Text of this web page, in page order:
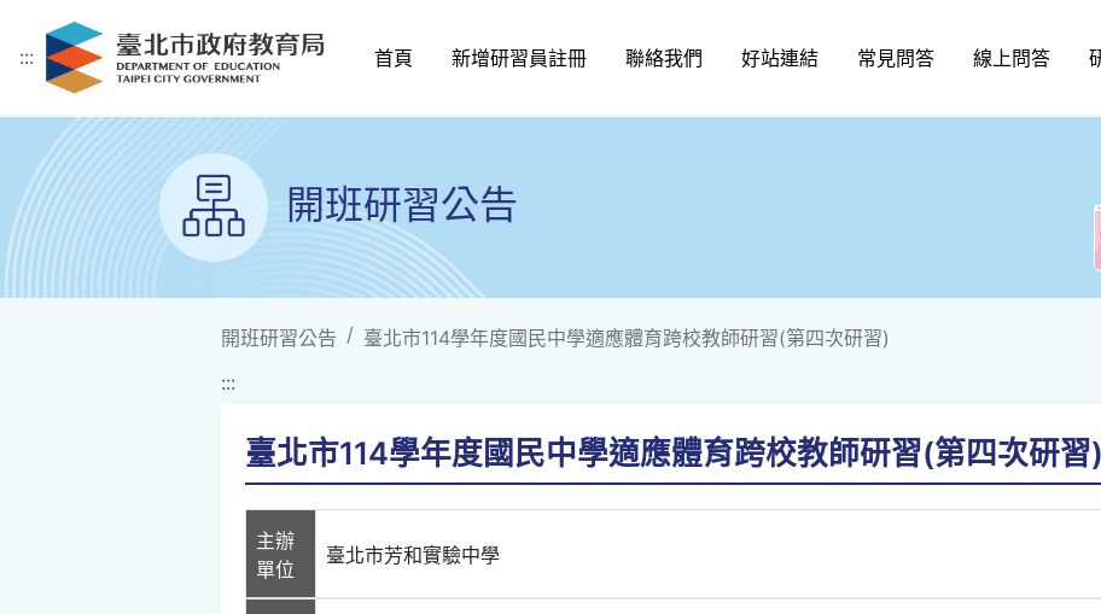
跳到主要內容
::: 首頁 新增研習員註冊 聯絡我們 好站連結 常見問答 線上問答
開班研習公告
開班研習公告
臺北市114學年度國民中學適應體育跨校教師研習(第四次研習)
:::
臺北市114學年度國民中學適應體育跨校教師研習(第四次研習)
主辦
單位
臺北市芳和實驗中學